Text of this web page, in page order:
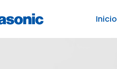
Inicio